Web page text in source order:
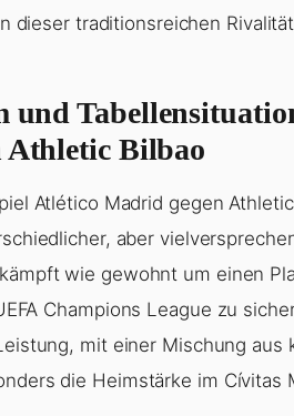
dieser traditionsreichen
und
Athletic Bilbao
Atlético Madrid gegen
aber
wie gewohnt um einen
Champions League zu
mit einer Mischung
die Heimstärke im